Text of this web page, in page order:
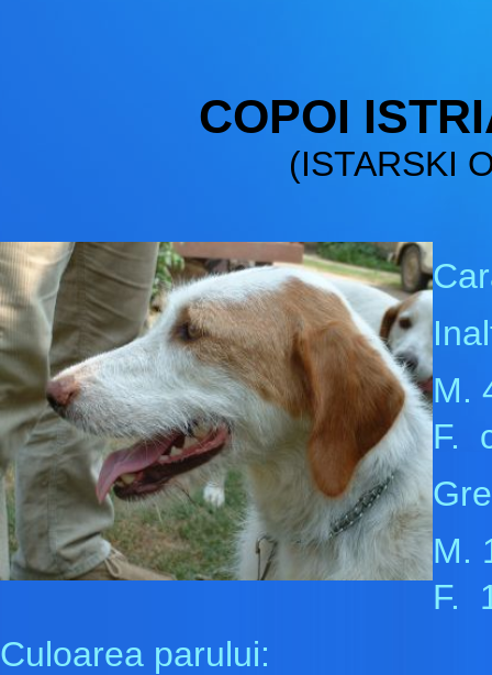
COPOI
(ISTARSKI
M.
F.
M.
F.
Culoarea parului: